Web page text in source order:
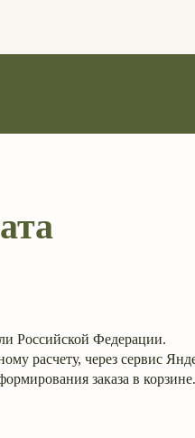
Российской Федерации.
расчету, через сервис
заказа в корзине.